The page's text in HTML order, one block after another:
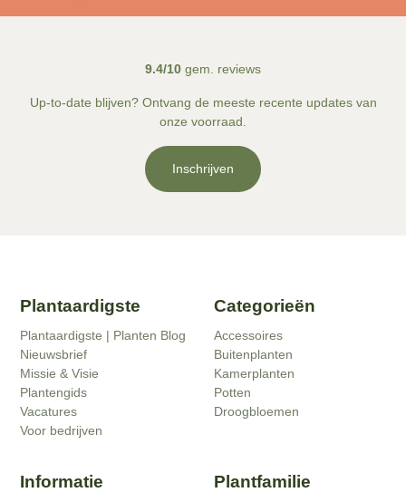
9.4/10 gem. reviews
Up-to-date blijven? Ontvang de meeste recente updates van
onze voorraad.
Inschrijven
Plantaardigste
Plantaardigste | Planten Blog
Nieuwsbrief
Missie & Visie
Plantengids
Vacatures
Voor bedrijven
Categorieën
Accessoires
Buitenplanten
Kamerplanten
Potten
Droogbloemen
Informatie Plantfamilie